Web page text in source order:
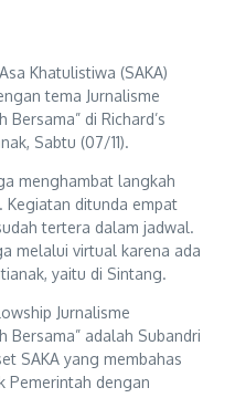
Khatulistiwa (SAKA)
tema Jurnalisme
Bersama” di Richard’s
Sabtu (07/11).
menghambat langkah
ditunda empat
tertera dalam jadwal.
melalui virtual karena ada
yaitu di Sintang.
Jurnalisme
Bersama” adalah Subandri
SAKA yang membahas
Pemerintah dengan